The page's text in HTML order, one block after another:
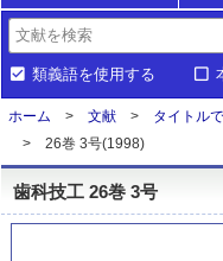
類義語を使用する
ホーム 文献 タイトル
26巻 3号(1998)
歯科技工 26巻 3号